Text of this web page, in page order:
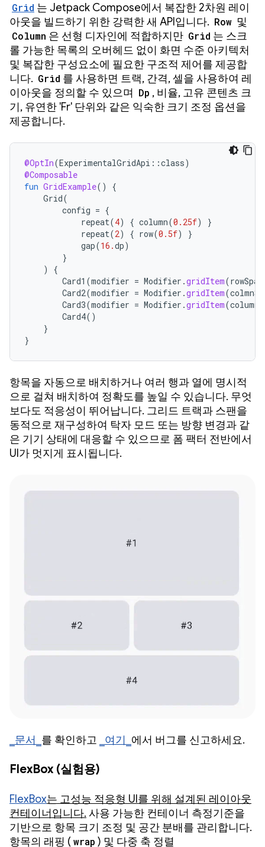
Grid 는 Jetpack Compose에서 복잡한 2차원 레이
아웃을 빌드하기 위한 강력한 새 API입니다. Row 및
Column 은 선형 디자인에 적합하지만 Grid 는 스크
롤 가능한 목록의 오버헤드 없이 화면 수준 아키텍처
및 복잡한 구성요소에 필요한 구조적 제어를 제공합
니다. Grid 를 사용하면 트랙, 간격, 셀을 사용하여 레
이아웃을 정의할 수 있으며 Dp , 비율, 고유 콘텐츠 크
기, 유연한 'Fr' 단위와 같은 익숙한 크기 조정 옵션을
제공합니다.
@OptIn(ExperimentalGridApi ::class)
@Composable
fun GridExample()
{
Grid(
config = {
repeat(4) { column(0.25f)
}
repeat(2) { row(0.5f)
}
gap(16.dp)
}
)
{
Card1 (modifier = Modifier .gridItem(rowSpan
Card2(modifier = Modifier .gridItem(
Card3(modifier = Modifier .gridItem(
Card4()
}
}
항목을 자동으로 배치하거나 여러 행과 열에 명시적
으로 걸쳐 배치하여 정확도를 높일 수 있습니다. 무엇
보다도 적응성이 뛰어납니다. 그리드 트랙과 스팬을
동적으로 재구성하여 탁자 모드 또는 방향 변경과 같
은 기기 상태에 대응할 수 있으므로 폼 팩터 전반에서
UI가 멋지게 표시됩니다.
_문서_ 를 확인하고 _여기_ 에서 버그를 신고하세요.
FlexBox (실험용)
FlexBox는 고성능 적응형 UI를 위해 설계된 레이아웃
컨테이너입니다. 사용 가능한 컨테이너 측정기준을
기반으로 항목 크기 조정 및 공간 분배를 관리합니다.
항목의 래핑 ( wrap ) 및 다중 축 정렬